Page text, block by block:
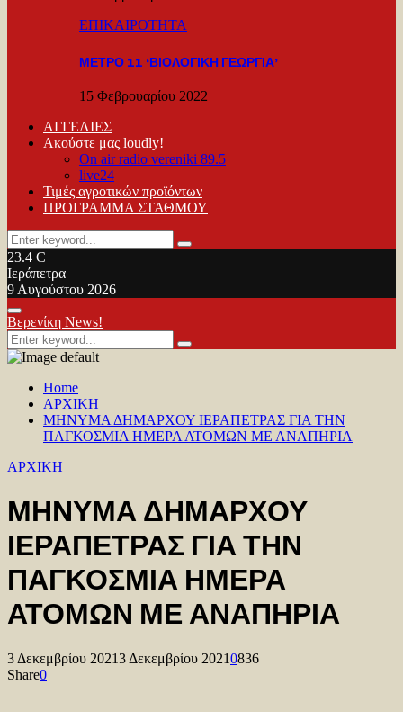
ΕΠΙΚΑΙΡΟΤΗΤΑ
ΜΕΤΡΟ 11 ‘ΒΙΟΛΟΓΙΚΗ ΓΕΩΡΓΙΑ’
15 Φεβρουαρίου 2022
ΑΓΓΕΛΙΕΣ
Ακούστε μας loudly!
On air radio vereniki 89.5
live24
Τιμές αγροτικών προϊόντων
ΠΡΟΓΡΑΜΜΑ ΣΤΑΘΜΟΥ
Search
for:
Search
23.4 C
Ιεράπετρα
9 Αυγούστου 2026
Facebook
Twitter
Youtube
Primary
Menu
Βερενίκη News!
Search
for:
Search
Home
ΑΡΧΙΚΗ
ΜΗΝΥΜΑ ΔΗΜΑΡΧΟΥ ΙΕΡΑΠΕΤΡΑΣ ΓΙΑ ΤΗΝ
ΠΑΓΚΟΣΜΙΑ ΗΜΕΡΑ ΑΤΟΜΩΝ ΜΕ ΑΝΑΠΗΡΙΑ
ΑΡΧΙΚΗ
ΜΗΝΥΜΑ ΔΗΜΑΡΧΟΥ
ΙΕΡΑΠΕΤΡΑΣ ΓΙΑ ΤΗΝ
ΠΑΓΚΟΣΜΙΑ ΗΜΕΡΑ
ΑΤΟΜΩΝ ΜΕ ΑΝΑΠΗΡΙΑ
3 Δεκεμβρίου 20213 Δεκεμβρίου 20210836
Share0